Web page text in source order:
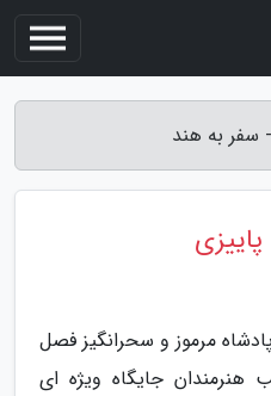
سفر به هند
مرموز و سحرانگیز فصل
جایگاه ویژه ای